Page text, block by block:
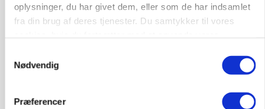
oplysninger, du har givet dem, eller som de har indsamlet
fra din brug af deres tjenester. Du samtykker til vores
Nødvendig
Præferencer